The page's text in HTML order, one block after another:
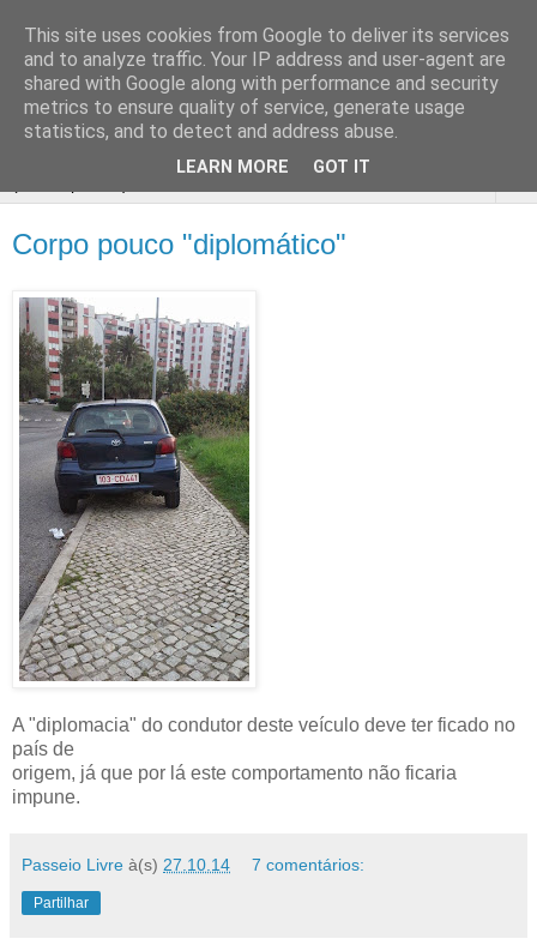
Passeio
Livre
Corpo pouco "diplomático"
A "diplomacia" do condutor deste veículo deve ter ficado no
país de
origem, já que por lá este comportamento não ficaria
impune.
Passeio Livre à(s) 27.10.14 7 comentários:
Partilhar
This site uses cookies from Google to deliver its services
and to analyze traffic. Your IP address and user-agent are
shared with Google along with performance and security
metrics to ensure quality of service, generate usage
statistics, and to detect and address abuse.
LEARN MORE GOT IT